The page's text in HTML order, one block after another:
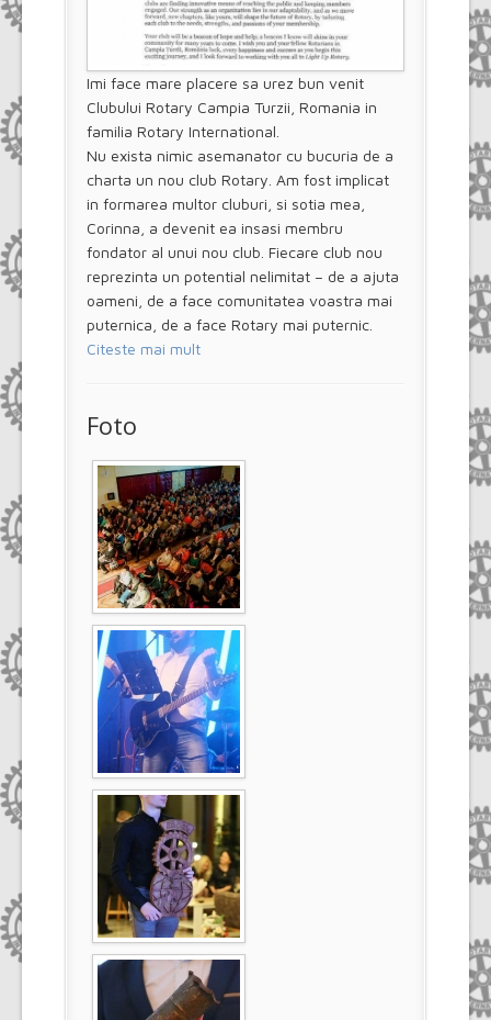
Imi face mare placere sa urez bun venit
Clubului Rotary Campia Turzii, Romania in
familia Rotary International.
Nu exista nimic asemanator cu bucuria de a
charta un nou club Rotary. Am fost implicat
in formarea multor cluburi, si sotia mea,
Corinna, a devenit ea insasi membru
fondator al unui nou club. Fiecare club nou
reprezinta un potential nelimitat – de a ajuta
oameni, de a face comunitatea voastra mai
puternica, de a face Rotary mai puternic.
Citeste mai mult
Foto